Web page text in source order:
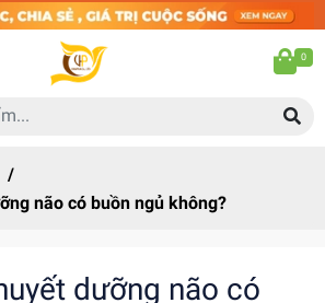
0
/
não có buồn ngủ không?
dưỡng não có